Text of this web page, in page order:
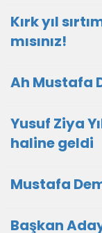
Kırk yıl
mısınız!
Ah Mustafa
Yusuf Ziya
haline geldi
Mustafa
Başkan